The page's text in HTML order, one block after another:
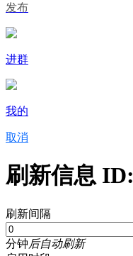
发布
进群
我的
取消
刷新信息 ID:
刷新间隔
分钟后自动刷新